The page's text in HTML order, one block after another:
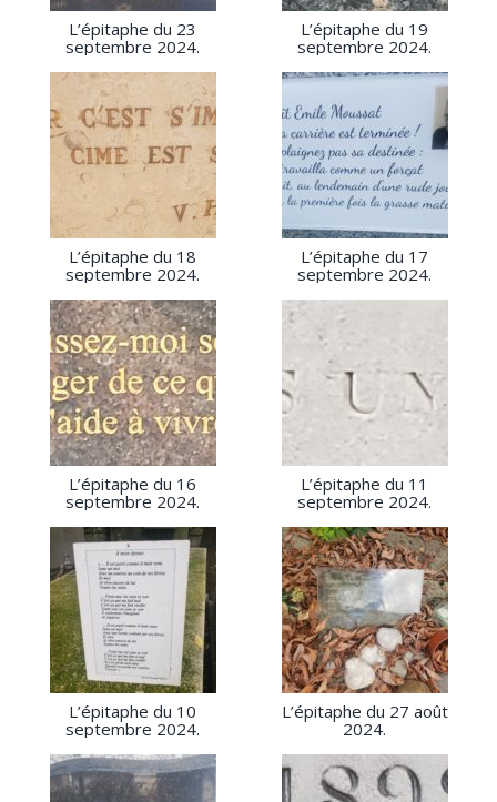
L’épitaphe du 23
septembre 2024.
L’épitaphe du 19
septembre 2024.
L’épitaphe du 18
septembre 2024.
L’épitaphe du 17
septembre 2024.
L’épitaphe du 16
septembre 2024.
L’épitaphe du 11
septembre 2024.
L’épitaphe du 10
septembre 2024.
L’épitaphe du 27 août
2024.